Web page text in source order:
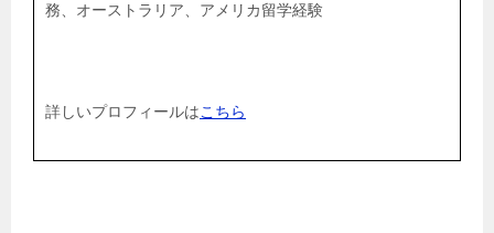
務、オーストラリア、アメリカ留学経験
詳しいプロフィールはこちら